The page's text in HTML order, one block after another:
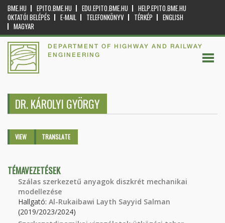
BME.HU EPITO.BME.HU EDU.EPITO.BME.HU
HELP.EPITO.BME.HU
OKTATÓI BELÉPÉS
E-MAIL TELEFONKÖNYV TÉRKÉP
ENGLISH
MAGYAR
DEPARTMENT OF HIGHWAY AND RAILWAY
ENGINEERING
DR. KÁROLYI GYÖRGY
Primary tabs
VIEW (ACTIVETRANSLATE
TÉMAVEZETÉSEK
Szálas szerkezetű anyagok diszkrét mechanikai
modellezése
Hallgató: Al-Rukaibawi Layth Sayyid Salman
(2019/2023/2024)